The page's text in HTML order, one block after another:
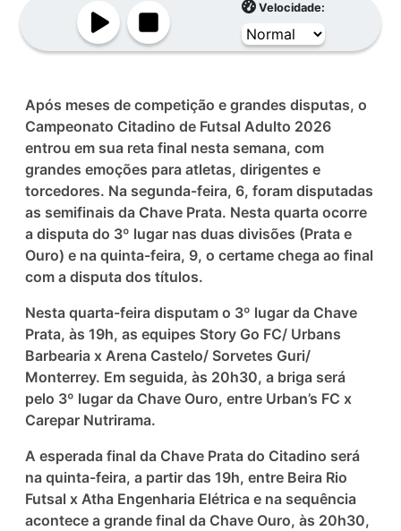
Velocidade:
Após meses de competição e grandes disputas, o
Campeonato Citadino de Futsal Adulto 2026
entrou em sua reta final nesta semana, com
grandes emoções para atletas, dirigentes e
torcedores. Na segunda-feira, 6, foram disputadas
as semifinais da Chave Prata. Nesta quarta ocorre
a disputa do 3º lugar nas duas divisões (Prata e
Ouro) e na quinta-feira, 9, o certame chega ao final
com a disputa dos títulos.
Nesta quarta-feira disputam o 3º lugar da Chave
Prata, às 19h, as equipes Story Go FC/ Urbans
Barbearia x Arena Castelo/ Sorvetes Guri/
Monterrey. Em seguida, às 20h30, a briga será
pelo 3º lugar da Chave Ouro, entre Urban’s FC x
Carepar Nutrirama.
A esperada final da Chave Prata do Citadino será
na quinta-feira, a partir das 19h, entre Beira Rio
Futsal x Atha Engenharia Elétrica e na sequência
acontece a grande final da Chave Ouro, às 20h30,